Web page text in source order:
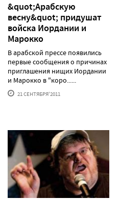
&quot;Арабскую
весну&quot; придушат
войска Иордании и
Марокко
В арабской прессе появились
первые сообщения о причинах
приглашения нищих Иордании
и Марокко в "коро......
21 СЕНТЯБРЯ'2011